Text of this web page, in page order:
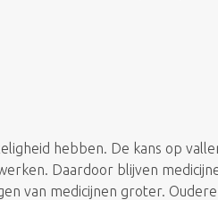
hebben. De kans op
Daardoor blijven
van medicijnen groter.